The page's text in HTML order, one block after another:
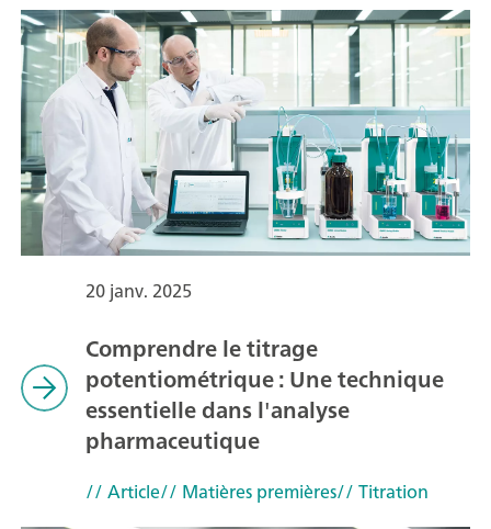
20 janv. 2025
Comprendre le titrage
potentiométrique : Une technique
essentielle dans l'analyse
pharmaceutique
// Article// Matières premières// Titration